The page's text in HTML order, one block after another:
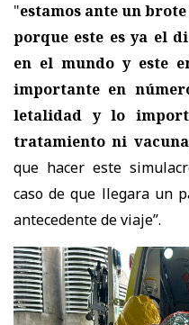
"estamos ante un
porque este es ya el
en el mundo y este
importante en
letalidad y lo
tratamiento ni vacuna
que hacer este
caso de que llegara un
antecedente de viaje”.